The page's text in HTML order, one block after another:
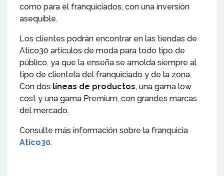
como para el franquiciados, con una inversión
asequible.
Los clientes podrán encontrar en las tiendas de
Atico30 artículos de moda para todo tipo de
público, ya que la enseña se amolda siempre al
tipo de clientela del franquiciado y de la zona.
Con dos líneas de productos, una gama low
cost y una gama Premium, con grandes marcas
del mercado.
Consulte más información sobre la franquicia
Atico30.